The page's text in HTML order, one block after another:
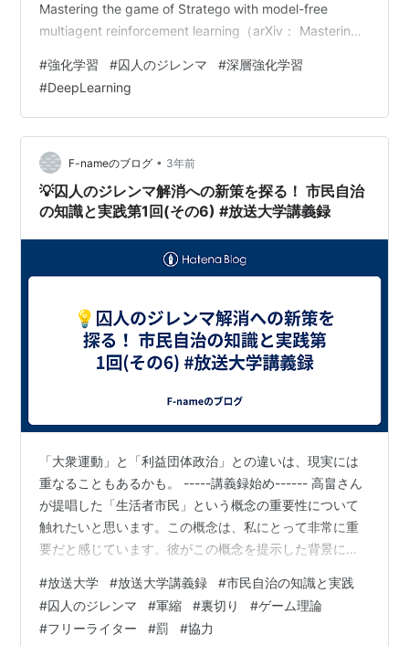
Mastering the game of Stratego with model-free
multiagent reinforcement learning（arXiv： Mastering
Reinforcement Learning）で提案されたモデルフリー強
化学習をベースとした手法です。通常、強化学習を用い
る場合エージ…
#強化学習 #囚人のジレンマ #深層強化学習
#DeepLearning
F-nameのブログ • 3年前
💡囚人のジレンマ解消への新策を探る！ 市民自治
の知識と実践第1回(その6) #放送大学講義録
「大衆運動」と「利益団体政治」との違いは、現実には
重なることもあるかも。 -----講義録始め------ 高畠さん
が提唱した「生活者市民」という概念の重要性について
触れたいと思います。この概念は、私にとって非常に重
要だと感じています。彼がこの概念を提示した背景に
戦の終わりや東欧圏の政治変動といった世界史の背景と
深く関連しています。高畠さんが見たのは、政治の中心
に日常生活の問題の解決や市民生活の幸福追求が位置す
#放送大学 #放送大学講義録 #市民自治の知識と実践
#囚人のジレンマ #軍縮 #裏切り #ゲーム理論
#フリーライター #罰 #協力